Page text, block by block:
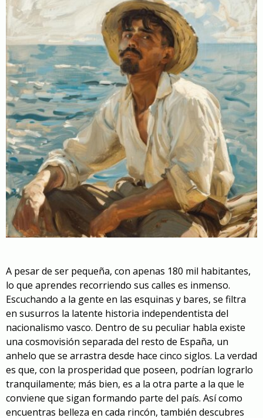
A pesar de ser pequeña, con apenas 180 mil habitantes,
lo que aprendes recorriendo sus calles es inmenso.
Escuchando a la gente en las esquinas y bares, se filtra
en susurros la latente historia independentista del
nacionalismo vasco. Dentro de su peculiar habla existe
una cosmovisión separada del resto de España, un
anhelo que se arrastra desde hace cinco siglos. La verdad
es que, con la prosperidad que poseen, podrían lograrlo
tranquilamente; más bien, es a la otra parte a la que le
conviene que sigan formando parte del país. Así como
encuentras belleza en cada rincón, también descubres